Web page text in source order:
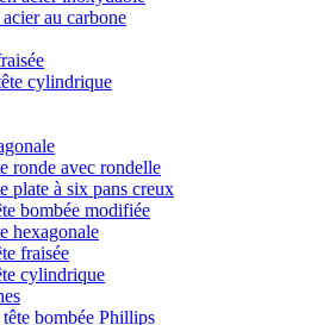
au carbone
cylindrique
ronde avec rondelle
plate à six pans creux
bombée modifiée
hexagonale
fraisée
cylindrique
bombée Phillips